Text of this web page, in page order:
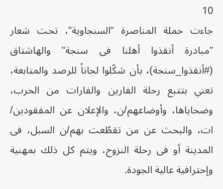
10
جاءت حملة المناصرة "السنجاوية"، تحت شعار
"مبادرة أنقذوا أهلنا فى سنجة" والهاشتاق
(#أنقذوا_سنجة)، بأن شكّلوا لجاناً للرصد والمتابعة،
تعني بتتبع رحلة الفارين والفارات من الحرب،
وضحاياها، وأوضاعهم/ن، والإعلان عن المفقودين/
ات، والبحث عن من تقطّعت بهم/ن السبل، فى
المدينة أو فى رحلة النزوح، ويتم كل ذلك بمهنية
وإحترافية عالية الجودة.